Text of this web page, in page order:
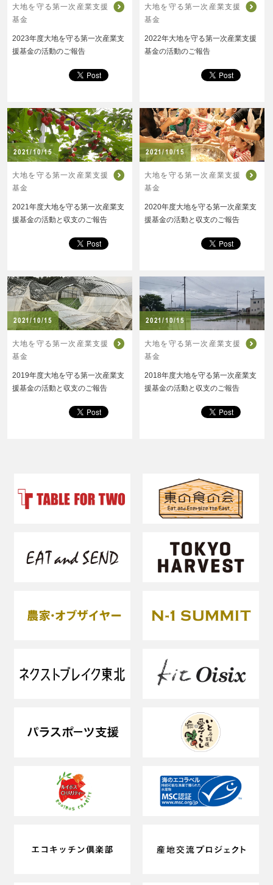
大地を守る第一次産業支援
基金
2023年度大地を守る第一次産業支
援基金の活動のご報告
大地を守る第一次産業支援
基金
2022年大地を守る第一次産業支援
基金の活動のご報告
2021/10/15
大地を守る第一次産業支援
基金
2021年度大地を守る第一次産業支
援基金の活動と収支のご報告
2021/10/15
大地を守る第一次産業支援
基金
2020年度大地を守る第一次産業支
援基金の活動と収支のご報告
2021/10/15
大地を守る第一次産業支援
基金
2019年度大地を守る第一次産業支
援基金の活動と収支のご報告
2021/10/15
大地を守る第一次産業支援
基金
2018年度大地を守る第一次産業支
援基金の活動と収支のご報告